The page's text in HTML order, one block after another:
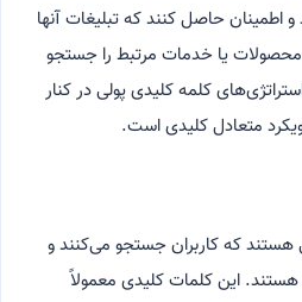
اطمینان حاصل کنند که تبلیغات آنها
یا خدمات مرتبط را جستجو
کلمه کلیدی پولی در کنار
متعادل کلیدی است.
هستند که کاربران جستجو می‌کنند و
این کلمات کلیدی معمولاً